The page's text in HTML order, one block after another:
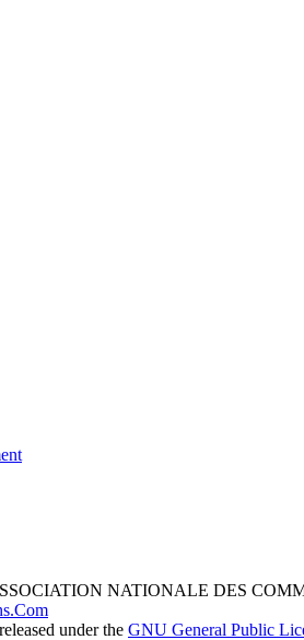
NATIONALE DES
under the GNU General Public